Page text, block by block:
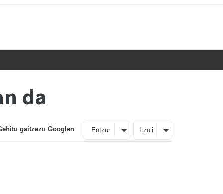
da
gaitzazu Googlen Entzun Itzuli